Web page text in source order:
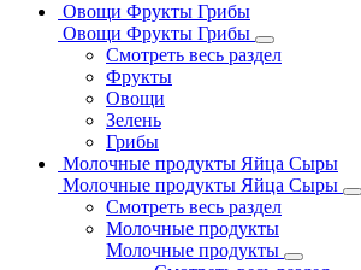
Овощи Фрукты Грибы
Овощи Фрукты Грибы
Смотреть весь раздел
Фрукты
Овощи
Зелень
Грибы
Молочные продукты Яйца Сыры
Молочные продукты Яйца Сыры
Смотреть весь раздел
Молочные продукты
Молочные продукты